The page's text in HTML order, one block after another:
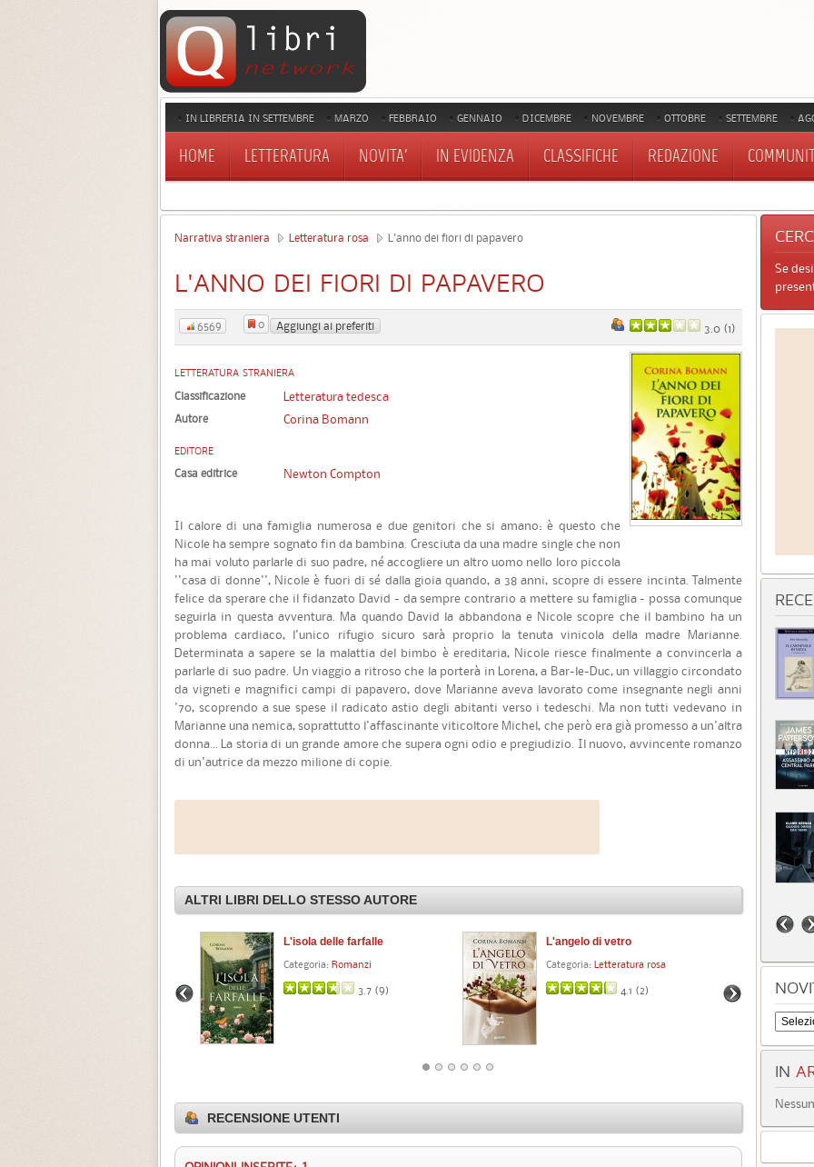
IN LIBRERIA IN SETTEMBRE MARZO FEBBRAIO GENNAIO DICEMBRE NOVEMBRE OTTOBRE SETTEMBRE
HOME LETTERATURA NOVITA' IN EVIDENZA CLASSIFICHE REDAZIONE
Narrativa straniera Letteratura rosa L'anno dei fiori di papavero
L'ANNO DEI FIORI DI PAPAVERO
3.0 (1)
6569 0 Aggiungi ai preferiti
LETTERATURA STRANIERA
Classificazione Letteratura tedesca
Autore Corina Bomann
EDITORE
Casa editrice Newton Compton
Il calore di una famiglia numerosa e due genitori che si amano: è questo che
Nicole ha sempre sognato fin da bambina. Cresciuta da una madre single che non
ha mai voluto parlarle di suo padre, né accogliere un altro uomo nello loro piccola
''casa di donne'', Nicole è fuori di sé dalla gioia quando, a 38 anni, scopre di essere incinta. Talmente
felice da sperare che il fidanzato David - da sempre contrario a mettere su famiglia - possa comunque
seguirla in questa avventura. Ma quando David la abbandona e Nicole scopre che il bambino ha un
problema cardiaco, l'unico rifugio sicuro sarà proprio la tenuta vinicola della madre Marianne.
Determinata a sapere se la malattia del bimbo è ereditaria, Nicole riesce finalmente a convincerla a
parlarle di suo padre. Un viaggio a ritroso che la porterà in Lorena, a Bar-le-Duc, un villaggio circondato
da vigneti e magnifici campi di papavero, dove Marianne aveva lavorato come insegnante negli anni
'70, scoprendo a sue spese il radicato astio degli abitanti verso i tedeschi. Ma non tutti vedevano in
Marianne una nemica, soprattutto l'affascinante viticoltore Michel, che però era già promesso a un'altra
donna... La storia di un grande amore che supera ogni odio e pregiudizio. Il nuovo, avvincente romanzo
di un'autrice da mezzo milione di copie.
ALTRI LIBRI DELLO STESSO AUTORE
L'isola delle farfalle
Categoria: Romanzi
3.7 (9)
L'angelo di vetro
Categoria: Letteratura rosa
4.1 (2)
RECENSIONE UTENTI
Se
IN